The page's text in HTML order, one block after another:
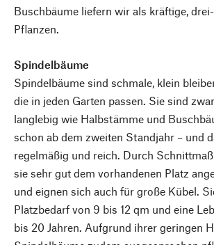
Buschbäume liefern wir als kräftige,
Pflanzen.
Spindelbäume
Spindelbäume sind schmale, klein
die in jeden Garten passen. Sie sind
langlebig wie Halbstämme und
schon ab dem zweiten Standjahr – und
regelmäßig und reich. Durch
sie sehr gut dem vorhandenen Platz
und eignen sich auch für große Kübel.
Platzbedarf von 9 bis 12 qm und eine
bis 20 Jahren. Aufgrund ihrer geringen